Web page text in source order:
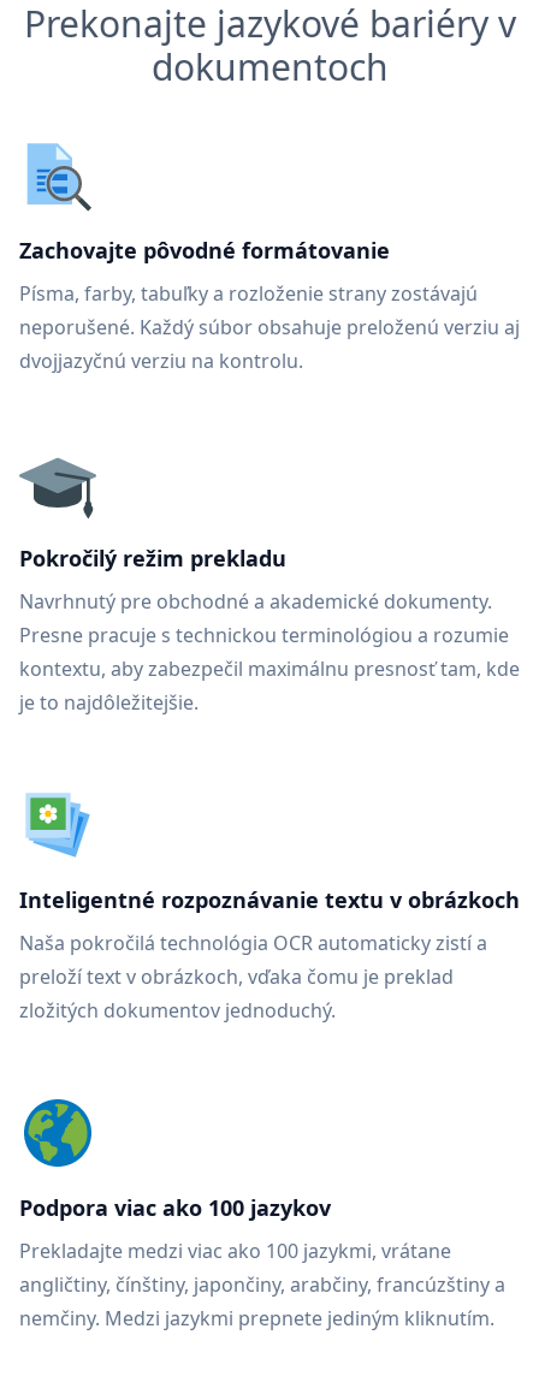
Prekonajte jazykové bariéry v
dokumentoch
Zachovajte pôvodné formátovanie
Písma, farby, tabuľky a rozloženie strany zostávajú
neporušené. Každý súbor obsahuje preloženú verziu aj
dvojjazyčnú verziu na kontrolu.
Pokročilý režim prekladu
Navrhnutý pre obchodné a akademické dokumenty.
Presne pracuje s technickou terminológiou a rozumie
kontextu, aby zabezpečil maximálnu presnosť tam, kde
je to najdôležitejšie.
Inteligentné rozpoznávanie textu v obrázkoch
Naša pokročilá technológia OCR automaticky zistí a
preloží text v obrázkoch, vďaka čomu je preklad
zložitých dokumentov jednoduchý.
Podpora viac ako 100 jazykov
Prekladajte medzi viac ako 100 jazykmi, vrátane
angličtiny, čínštiny, japončiny, arabčiny, francúzštiny a
nemčiny. Medzi jazykmi prepnete jediným kliknutím.